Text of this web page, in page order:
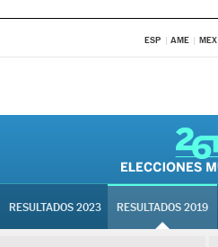
ESP AME MEX
RESULTADOS 2023 RESULTADOS 2019